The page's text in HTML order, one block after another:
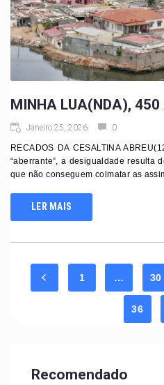
MINHA LUA(NDA), 450
Janeiro 25, 2026 0
RECADOS DA CESALTINA
“aberrante”, a desigualdade resulta
que não conseguem colmatar as
LER MAIS
1 … 30
36
Recomendado